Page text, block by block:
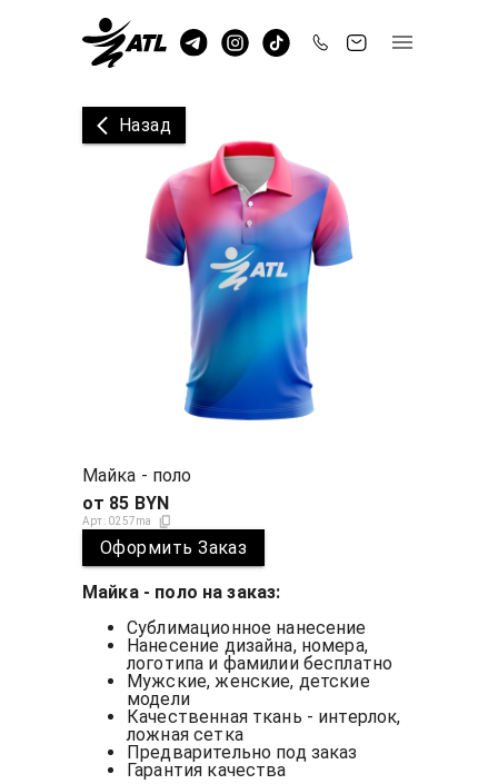
Назад
Майка - поло
от 85 BYN
Арт: 0257ma
Оформить Заказ
Майка - поло на заказ:
Сублимационное нанесение
Нанесение дизайна, номера,
логотипа и фамилии бесплатно
Мужские, женские, детские
модели
Качественная ткань - интерлок,
ложная сетка
Предварительно под заказ
Гарантия качества